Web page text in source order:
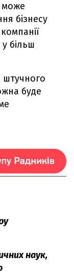
може
бізнесу
більш
штучного
буде
наук,